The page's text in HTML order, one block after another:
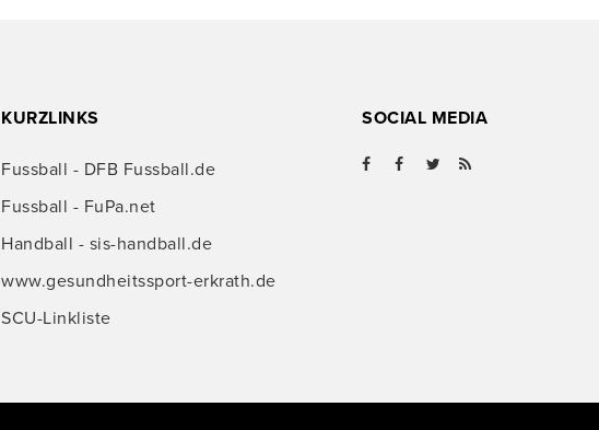
KURZLINKS
Fussball - DFB Fussball.de
Fussball - FuPa.net
Handball - sis-handball.de
www.gesundheitssport-erkrath.de
SCU-Linkliste
SOCIAL MEDIA